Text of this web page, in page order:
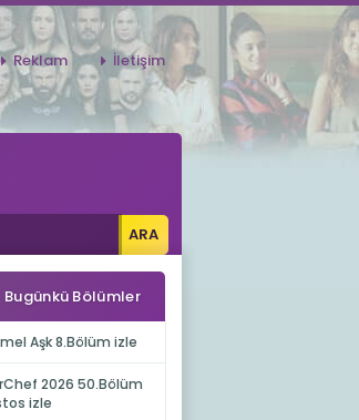
Reklam İletişim
Bugünkü Bölümler
Aşk 8.Bölüm izle
2026 50.Bölüm
izle